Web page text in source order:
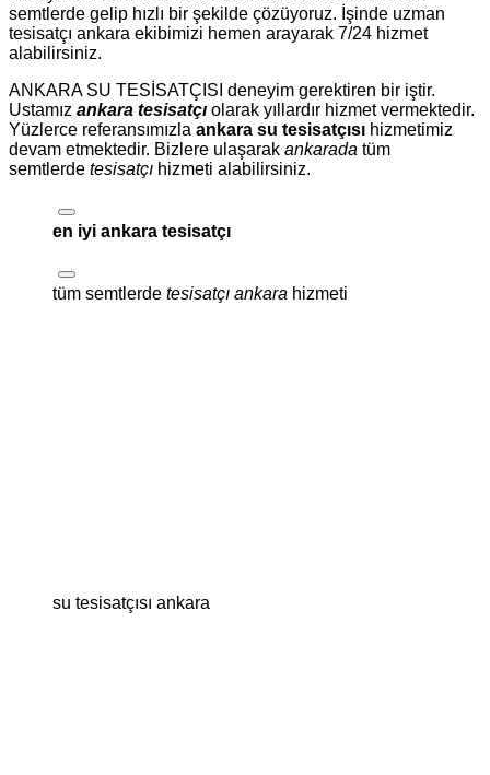
semtlerde gelip hızlı bir şekilde çözüyoruz. İşinde uzman
tesisatçı ankara ekibimizi hemen arayarak 7/24 hizmet
alabilirsiniz.
ANKARA SU TESİSATÇISI deneyim gerektiren bir iştir.
Ustamız ankara tesisatçı olarak yıllardır hizmet vermektedir.
Yüzlerce referansımızla ankara su tesisatçısı hizmetimiz
devam etmektedir. Bizlere ulaşarak ankarada tüm
semtlerde tesisatçı hizmeti alabilirsiniz.
en iyi ankara tesisatçı
tüm semtlerde tesisatçı ankara hizmeti
su tesisatçısı ankara